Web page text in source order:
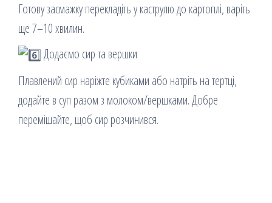
Готову засмажку перекладіть у каструлю до картоплі, варіть
ще 7–10 хвилин.
Додаємо сир та вершки
Плавлений сир наріжте кубиками або натріть на тертці,
додайте в суп разом з молоком/вершками. Добре
перемішайте, щоб сир розчинився.